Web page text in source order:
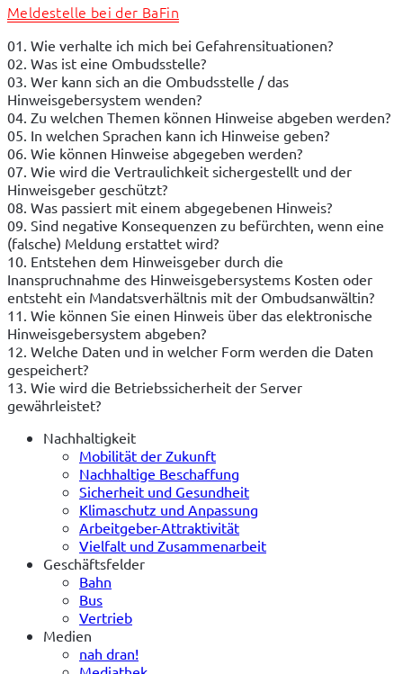
Meldestelle bei der BaFin
01. Wie verhalte ich mich bei Gefahrensituationen?
02. Was ist eine Ombudsstelle?
03. Wer kann sich an die Ombudsstelle / das
Hinweisgebersystem wenden?
04. Zu welchen Themen können Hinweise abgeben werden?
05. In welchen Sprachen kann ich Hinweise geben?
06. Wie können Hinweise abgegeben werden?
07. Wie wird die Vertraulichkeit sichergestellt und der
Hinweisgeber geschützt?
08. Was passiert mit einem abgegebenen Hinweis?
09. Sind negative Konsequenzen zu befürchten, wenn eine
(falsche) Meldung erstattet wird?
10. Entstehen dem Hinweisgeber durch die
Inanspruchnahme des Hinweisgebersystems Kosten oder
entsteht ein Mandatsverhältnis mit der Ombudsanwältin?
11. Wie können Sie einen Hinweis über das elektronische
Hinweisgebersystem abgeben?
12. Welche Daten und in welcher Form werden die Daten
gespeichert?
13. Wie wird die Betriebssicherheit der Server
gewährleistet?
Nachhaltigkeit
Mobilität der Zukunft
Nachhaltige Beschaffung
Sicherheit und Gesundheit
Klimaschutz und Anpassung
Arbeitgeber-Attraktivität
Vielfalt und Zusammenarbeit
Geschäftsfelder
Bahn
Bus
Vertrieb
Medien
nah dran!